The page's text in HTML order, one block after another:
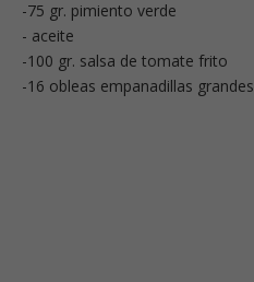
-75 gr. pimiento verde
- aceite
-100 gr. salsa de tomate frito
-16 obleas empanadillas grandes